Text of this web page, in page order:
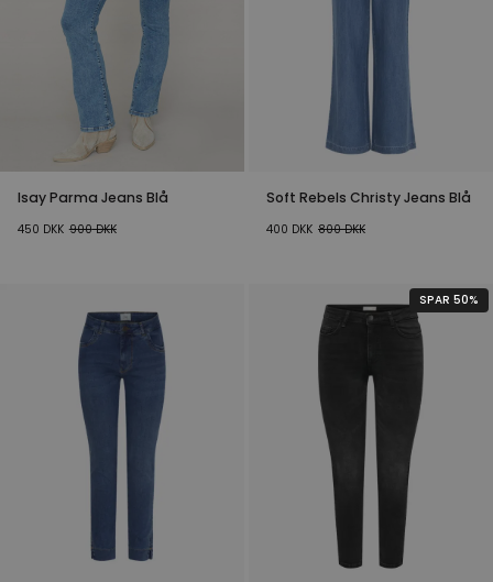
Isay Parma Jeans Blå
450 DKK 900DKK
Soft Rebels Christy Jeans Blå
400 DKK 800DKK
SPAR 50%